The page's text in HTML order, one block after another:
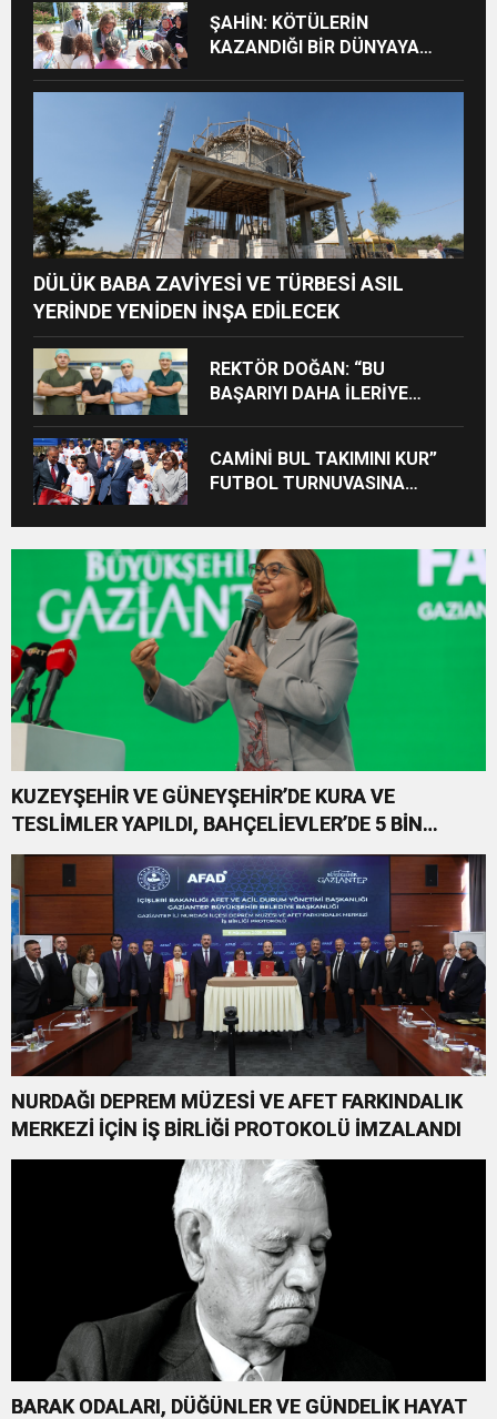
ŞAHİN: KÖTÜLERİN
KAZANDIĞI BİR DÜNYAYA
DÜLÜK BABA ZAVİYESİ VE TÜRBESİ ASIL
YERİNDE YENİDEN İNŞA EDİLECEK
REKTÖR DOĞAN: “BU
BAŞARIYI DAHA İLERİYE
CAMİNİ BUL TAKIMINI KUR”
FUTBOL TURNUVASINA
BİSİKLET HEDİYE EDİLDİ
KUZEYŞEHİR VE GÜNEYŞEHİR’DE KURA VE
TESLİMLER YAPILDI, BAHÇELİEVLER’DE 5 BİN
KONUTUN TEMELİ ATILDI
NURDAĞI DEPREM MÜZESİ VE AFET FARKINDALIK
MERKEZİ İÇİN İŞ BİRLİĞİ PROTOKOLÜ İMZALANDI
BARAK ODALARI, DÜĞÜNLER VE GÜNDELİK HAYAT